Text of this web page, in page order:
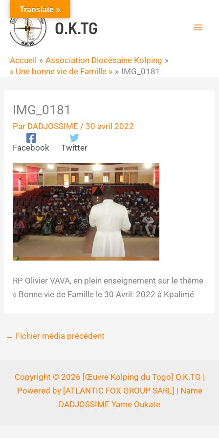
contenu
O.K.TG
Accueil
Association Diocésaine Kolping
« Une bonne vie de Famille »
IMG_0181
IMG_0181
Par DADJOSSIME/30 avril 2022
Facebook Twitter
RP Olivier VAVA, en plein enseignement sur le thème
« Bonne vie de Famille le 30 Avril: 2022 à Kpalimé
← Fichier média précédent
Copyright © 2026 [Œuvre Kolping du Togo] O.K.TG |
Powered by [ATLANTIC FOX GROUP SARL] | Name
DADJOSSIME Yame Oukate
Translate »